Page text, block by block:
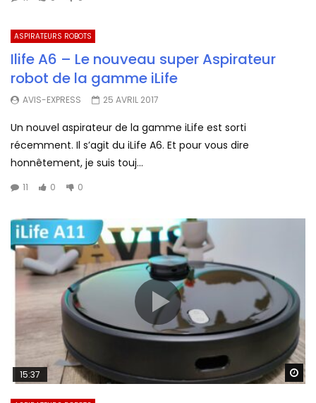
ASPIRATEURS ROBOTS
Ilife A6 – Le nouveau super Aspirateur
robot de la gamme iLife
AVIS-EXPRESS 25 AVRIL 2017
Un nouvel aspirateur de la gamme iLife est sorti
récemment. Il s’agit du iLife A6. Et pour vous dire
honnêtement, je suis touj...
11 0 0
15:37